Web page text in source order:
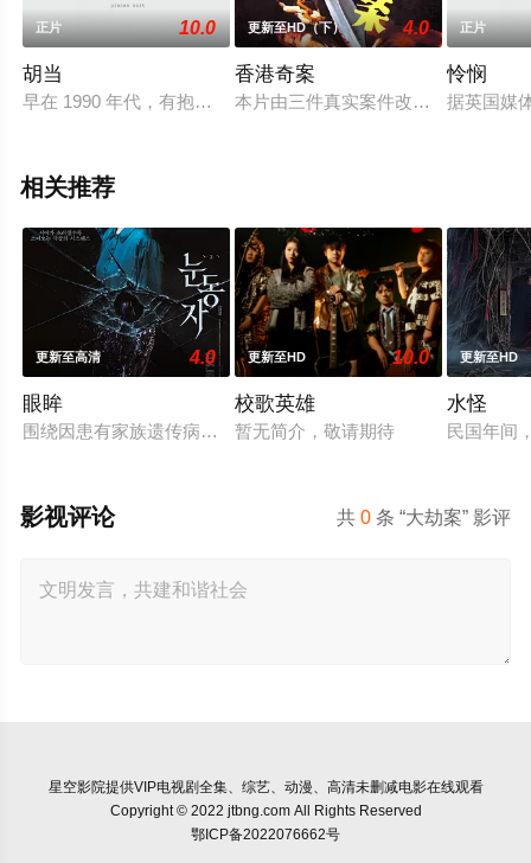
正片 10.0
胡当
早在 1990 年代，有抱负的 IAS 开始反抗基于种姓的保留。
更新至HD（下） 4.0
香港奇案
本片由三件真实案件改编。 《灶底
正片
怜悯
据英国媒
相关推荐
更新至高清 4.0
眼眸
围绕因患有家族遗传病而导致视力逐渐丧失的摄影师瑞真展开
更新至HD 10.0
校歌英雄
暂无简介，敬请期待
更新至HD
水怪
民国年间
共0 条 “大劫案” 影评
影视评论
星空影院提供VIP电视剧全集、综艺、动漫、高清未删减电影在线观看
Copyright © 2022 jtbng.com All Rights Reserved
鄂ICP备2022076662号